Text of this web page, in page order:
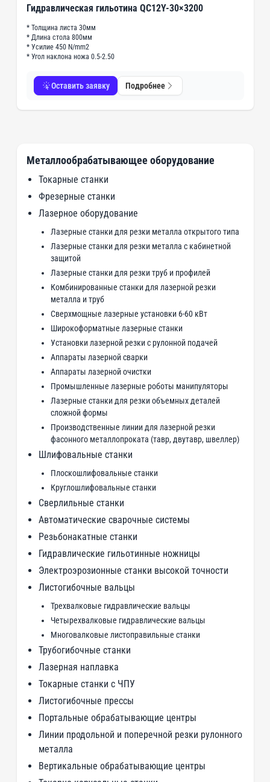
Гидравлическая гильотина QC12Y-30×3200
* Толщина листа 30мм
* Длина стола 800мм
* Усилие 450 N/mm2
* Угол наклона ножа 0.5-2.50
Оставить заявку Подробнее
Металлообрабатывающее оборудование
Токарные станки
Фрезерные станки
Лазерное оборудование
Лазерные станки для резки металла открытого типа
Лазерные станки для резки металла с кабинетной
защитой
Лазерные станки для резки труб и профилей
Комбинированные станки для лазерной резки
металла и труб
Сверхмощные лазерные установки 6-60 кВт
Широкоформатные лазерные станки
Установки лазерной резки с рулонной подачей
Аппараты лазерной сварки
Аппараты лазерной очистки
Промышленные лазерные роботы манипуляторы
Лазерные станки для резки объемных деталей
сложной формы
Производственные линии для лазерной резки
фасонного металлопроката (тавр, двутавр, швеллер)
Шлифовальные станки
Плоскошлифовальные станки
Круглошлифовальные станки
Сверлильные станки
Автоматические сварочные системы
Резьбонакатные станки
Гидравлические гильотинные ножницы
Электроэрозионные станки высокой точности
Листогибочные вальцы
Трехвалковые гидравлические вальцы
Четырехвалковые гидравлические вальцы
Многовалковые листоправильные станки
Трубогибочные станки
Лазерная наплавка
Токарные станки с ЧПУ
Листогибочные прессы
Портальные обрабатывающие центры
Линии продольной и поперечной резки рулонного
металла
Вертикальные обрабатывающие центры